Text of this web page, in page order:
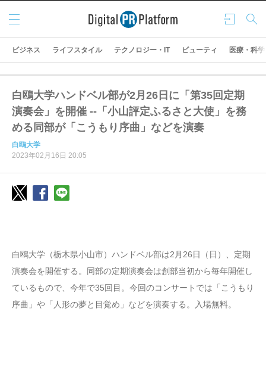
ログ
イン
検索
メニ
ュー
ビジネス ライフスタイル テクノロジー・IT ビューティ 医療・科学
白鴎大学ハンドベル部が2月26日に「第35回定期
演奏会」を開催 --「小山評定ふるさと大使」を務
める同部が「こうもり序曲」などを演奏
白鴎大学
2023年02月16日 20:05
白鴎大学（栃木県小山市）ハンドベル部は2月26日（日）、定期
演奏会を開催する。同部の定期演奏会は創部当初から毎年開催し
ているもので、今年で35回目。今回のコンサートでは「こうもり
序曲」や「人形の夢と目覚め」などを演奏する。入場無料。